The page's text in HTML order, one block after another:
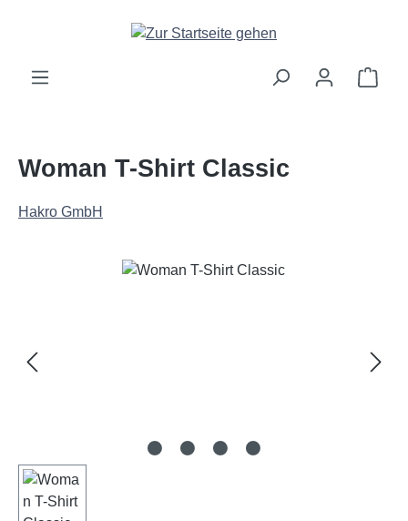
Zum Hauptinhalt springen
Woman T-Shirt Classic
Hakro GmbH
Bildergalerie überspringen